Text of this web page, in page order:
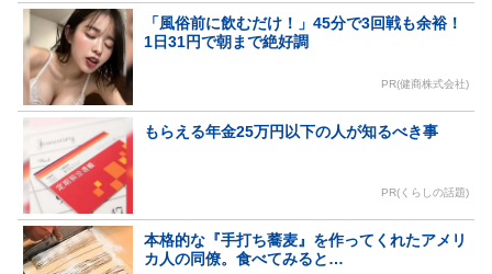
「風俗前に飲むだけ！」45分で3回戦も余裕！
1日31円で朝まで絶好調
PR(健商株式会社)
もらえる年金25万円以下の人が知るべき事
PR(くらしの話題)
本格的な『手打ち蕎麦』を作ってくれたアメリ
カ人の同僚。食べてみると…